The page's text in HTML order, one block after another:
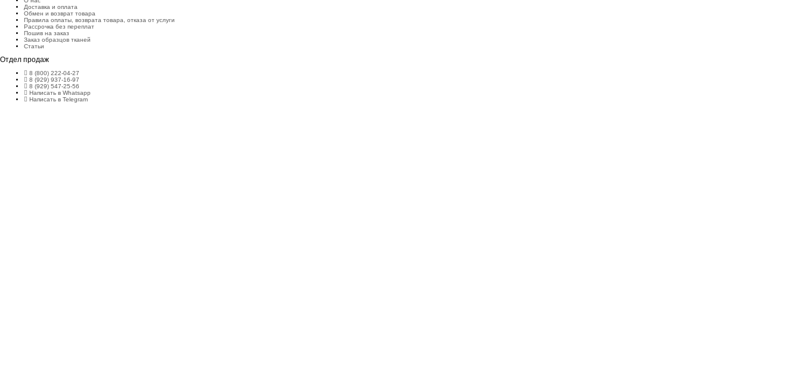
Доставка и оплата
Обмен и возврат товара
Правила оплаты, возврата товара, отказа от услуги
Рассрочка без переплат
Пошив на заказ
Заказ образцов тканей
Статьи
Отдел продаж
8 (800) 222-04-27
8 (929) 937-16-97
8 (929) 547-25-56
Написать в Whatsapp
Написать в Telegram